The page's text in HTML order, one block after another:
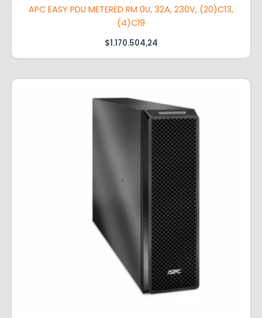
APC EASY PDU METERED RM 0U, 32A, 230V, (20)C13,
(4)C19
$1.170.504,24